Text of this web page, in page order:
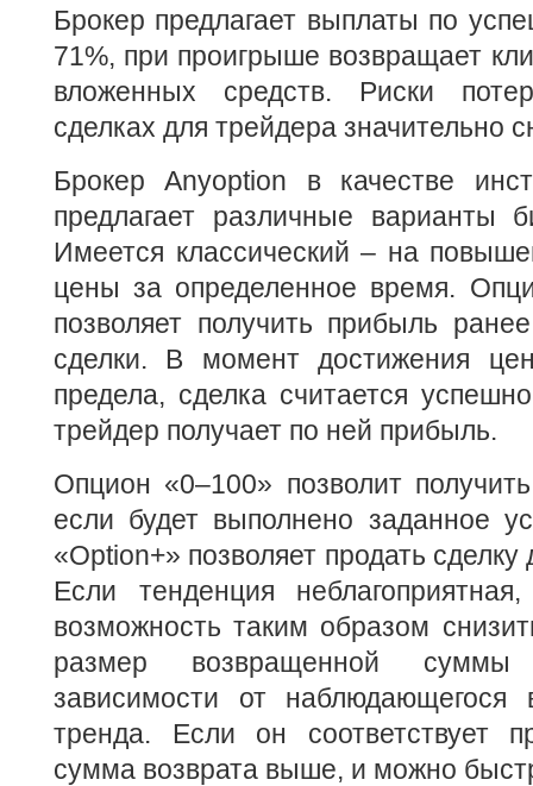
Брокер предлагает выплаты по
71%, при проигрыше возвращает
вложенных средств. Риски
сделках для трейдера значительно
Брокер Anyoption в качестве
предлагает различные варианты
Имеется классический – на
цены за определенное время.
позволяет получить прибыль
сделки. В момент достижения
предела, сделка считается
трейдер получает по ней прибыль.
Опцион «0–100» позволит
если будет выполнено заданное
«Option+» позволяет продать
Если тенденция
возможность таким образом
размер возвращенной суммы
зависимости от
тренда. Если он соответствует
сумма возврата выше, и можно